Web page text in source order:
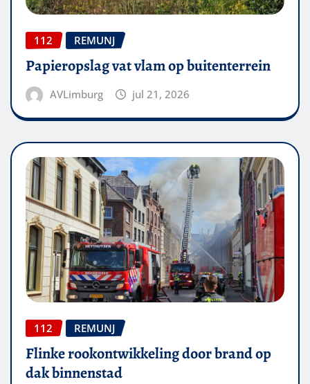
112 REMUNJ
Papieropslag vat vlam op buitenterrein
AVLimburg jul 21, 2026
112 REMUNJ
Flinke rookontwikkeling door brand op
dak binnenstad